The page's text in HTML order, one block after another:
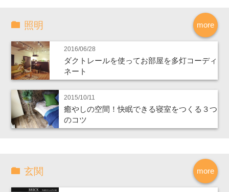
more
照明
2016/06/28
ダクトレールを使ってお部屋を多灯コーディ
ネート
2015/10/11
癒やしの空間！快眠できる寝室をつくる３つ
のコツ
more
玄関